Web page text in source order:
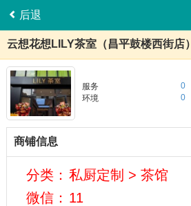
后退
云想花想LILY茶室（昌平鼓楼西街店）
0
服务
0
环境
商铺信息
分类： 私厨定制 > 茶馆
微信： 11